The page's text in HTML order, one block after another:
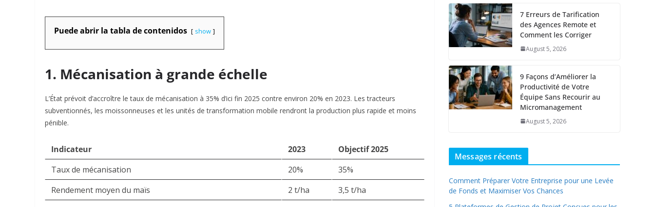
Puede abrir la tabla de contenidos show
1. Mécanisation à grande échelle
L’État prévoit d’accroître le taux de mécanisation à 35% d’ici fin 2025 contre environ 20% en 2023. Les tracteurs
subventionnés, les moissonneuses et les unités de transformation mobile rendront la production plus rapide et moins
pénible.
Indicateur 2023
Objectif 2025
Taux de mécanisation
20%
35%
Rendement moyen du maïs
2 t/ha
3,5 t/ha
7 Erreurs de Tarification
des Agences Remote et
Comment les Corriger
August 5, 2026
9 Façons d’Améliorer la
Productivité de Votre
Équipe Sans Recourir au
Micromanagement
August 5, 2026
Messages récents
Comment Préparer Votre Entreprise pour une Levée
de Fonds et Maximiser Vos Chances